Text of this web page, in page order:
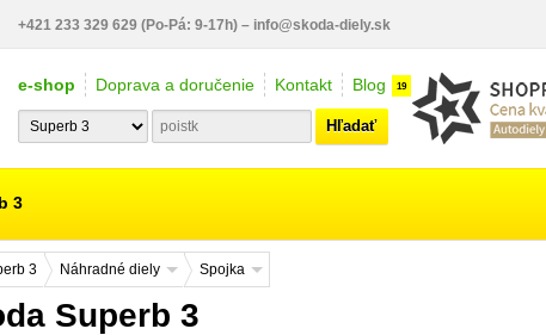
e-shop Doprava a doručenie Kontakt Blog 19
Hľadať
3
3 Náhradné diely Spojka
Superb 3
+421 233 329 629 (Po-Pá: 9-17h) – info@skoda-diely.sk